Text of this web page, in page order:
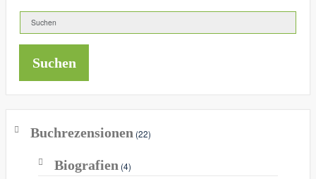
Suchen
Buchrezensionen (22)
Biografien(4)